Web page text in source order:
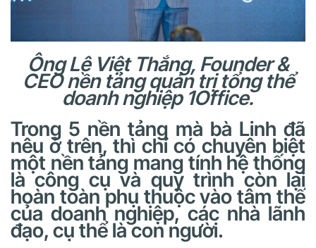
Ông Lê Việt Thắng, Founder &
CEO nền tảng quản trị tổng thể
doanh nghiệp 1Office.
Trong 5 nền tảng mà bà Linh đã
nêu ở trên, thì chỉ có chuyên biệt
một nền tảng mang tính hệ thống
là công cụ và quy trình còn lại
hoàn toàn phụ thuộc vào tâm thế
của doanh nghiệp, các nhà lãnh
đạo, cụ thể là con người.